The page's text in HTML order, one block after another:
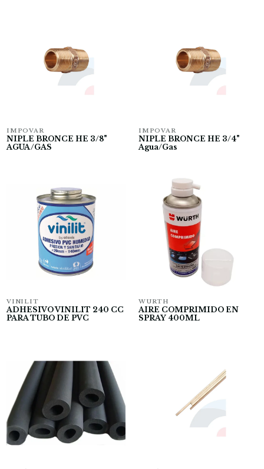
IMPOVAR
NIPLE BRONCE HE 3/8"
AGUA/GAS
IMPOVAR
NIPLE BRONCE HE 3/4"
Agua/Gas
VINILIT
ADHESIVO VINILIT 240 CC
PARA TUBO DE PVC
WURTH
AIRE COMPRIMIDO EN
SPRAY 400ML